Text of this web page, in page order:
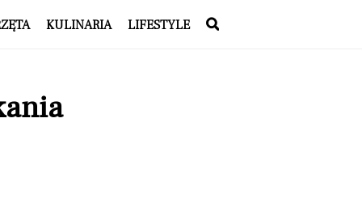
KULINARIA LIFESTYLE